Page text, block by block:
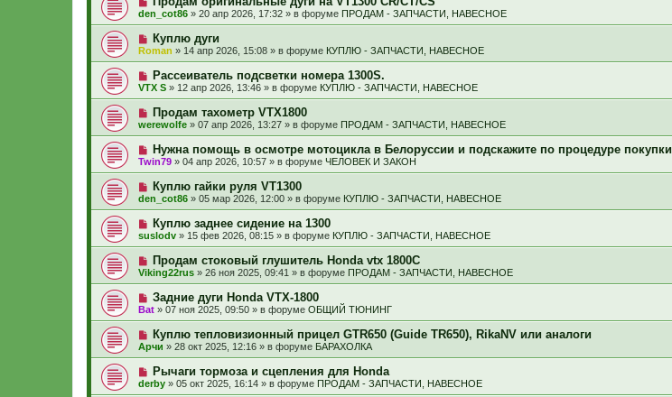
н
и
е
б
щ
е
н
и
е
е
с
о
б
щ
е
н
и
е
о
в
о
е
с
о
б
щ
е
н
и
е
den_cot86 » 20 апр 2026, 17:32 » в форуме ПРОДАМ - ЗАПЧАСТИ, НАВЕСНОЕ
Н
о
в
о
е
с
о
б
щ
е
н
и
е
Куплю дуги
Roman » 14 апр 2026, 15:08 » в форуме КУПЛЮ - ЗАПЧАСТИ, НАВЕСНОЕ
Н
о
в
о
е
с
о
б
щ
е
н
и
е
Рассеиватель подсветки номера 1300S.
VTX S » 12 апр 2026, 13:46 » в форуме КУПЛЮ - ЗАПЧАСТИ, НАВЕСНОЕ
Н
о
в
о
е
с
о
б
щ
е
н
и
е
Продам тахометр VTX1800
werewolfe » 07 апр 2026, 13:27 » в форуме ПРОДАМ - ЗАПЧАСТИ, НАВЕСНОЕ
Н
о
в
о
е
с
о
б
щ
е
н
и
е
Нужна помощь в осмотре мотоцикла в Белоруссии и подскажите по процедуре покупки
Twin79 » 04 апр 2026, 10:57 » в форуме ЧЕЛОВЕК И ЗАКОН
Н
о
в
о
е
с
о
б
щ
е
н
и
е
Куплю гайки руля VT1300
den_cot86 » 05 мар 2026, 12:00 » в форуме КУПЛЮ - ЗАПЧАСТИ, НАВЕСНОЕ
Н
о
в
о
е
с
о
о
б
щ
е
н
и
е
Куплю заднее сидение на 1300
suslodv » 15 фев 2026, 08:15 » в форуме КУПЛЮ - ЗАПЧАСТИ, НАВЕСНОЕ
Н
о
в
о
е
с
о
б
щ
е
н
и
Продам стоковый глушитель Honda vtx 1800C
Viking22rus » 26 ноя 2025, 09:41 » в форуме ПРОДАМ - ЗАПЧАСТИ, НАВЕСНОЕ
Н
о
в
о
е
с
о
б
щ
Задние дуги Honda VTX-1800
Bat » 07 ноя 2025, 09:50 » в форуме ОБЩИЙ ТЮНИНГ
Н
о
в
о
е
с
Куплю тепловизионный прицел GTR650 (Guide TR650), RikaNV или аналоги
Арчи » 28 окт 2025, 12:16 » в форуме БАРАХОЛКА
Н
о
в
Рычаги тормоза и сцепления для Honda
derby » 05 окт 2025, 16:14 » в форуме ПРОДАМ - ЗАПЧАСТИ, НАВЕСНОЕ